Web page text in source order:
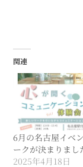
関連
6月の名古屋イベ
ークが決まりまし
2025年4月18日